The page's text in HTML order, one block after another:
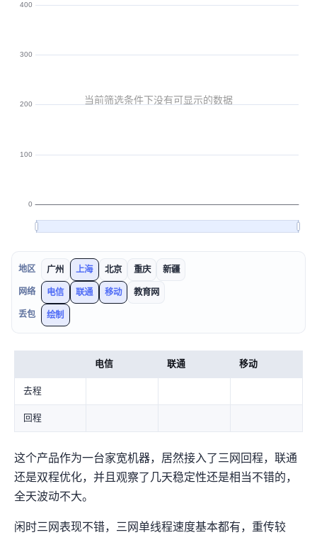
地区 广州 上海 北京 重庆 新疆
网络 电信 联通 移动 教育网
丢包 绘制
电信 联通 移动
去程
回程
这个产品作为一台家宽IP机器，居然接入了三网回程9929，联通
还是双程优化，并且观察了几天稳定性还是相当不错的，
全天波动不大。
闲时三网表现不错，三网单线程速度基本都有120Mbps+，重传较